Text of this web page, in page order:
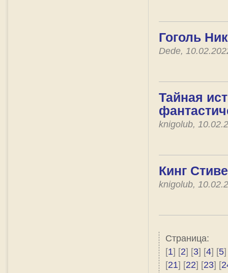
Гоголь
Dede,
Тайная
knigolub,
Кинг
knigolub,
Страница:
[1] [2] [3] [4] [5]
[21] [22] [23] [